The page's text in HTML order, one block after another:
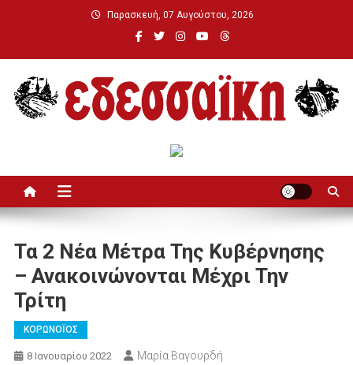
Παρασκευή, 07 Αυγούστου, 2026
Τα 2 Νέα Μέτρα Της Κυβέρνησης
– Ανακοινώνονται Μέχρι Την
Τρίτη
ΚΟΡΩΝΟΪΟΣ
8 Ιανουαρίου 2022 Μαρία Βαγουρδή